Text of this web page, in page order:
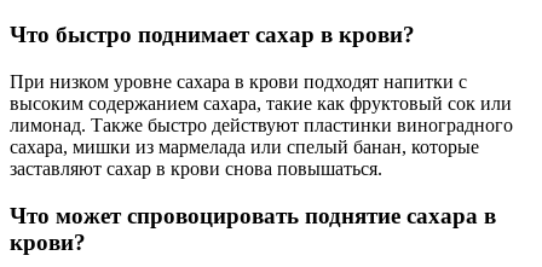
Что быстро поднимает сахар в крови?
При низком уровне сахара в крови подходят напитки с
высоким содержанием сахара, такие как фруктовый сок или
лимонад. Также быстро действуют пластинки виноградного
сахара, мишки из мармелада или спелый банан, которые
заставляют сахар в крови снова повышаться.
Что может спровоцировать поднятие сахара в
крови?